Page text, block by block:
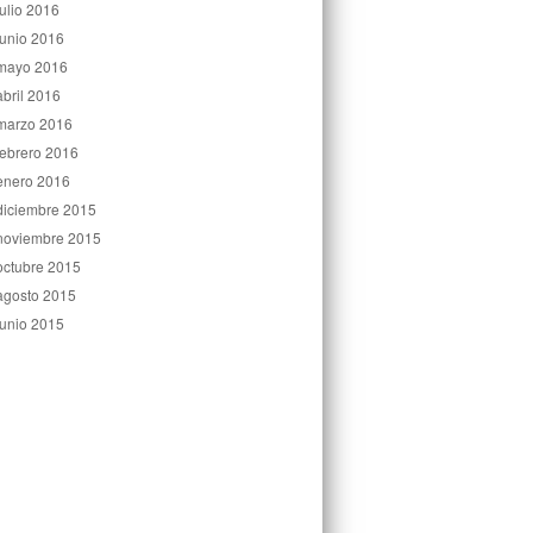
2016
2016
2016
2016
2016
2016
2016
2015
2015
2015
2015
2015